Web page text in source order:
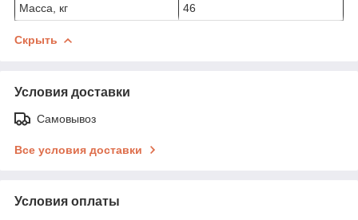
Масса, кг 46
Скрыть
Условия доставки
Самовывоз
Все условия доставки
Условия оплаты